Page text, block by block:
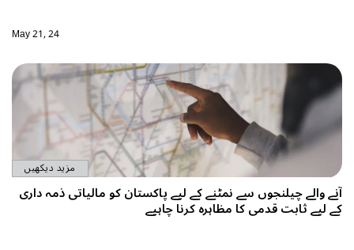
May 21, 24
مزید دیکھیں
آنے والے چیلنجوں سے نمٹنے کے لیے پاکستان کو مالیاتی ذمہ داری
کے لیے ثابت قدمی کا مظاہرہ کرنا چاہیے